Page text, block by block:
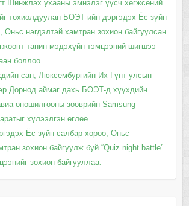
Шинжлэх ухааны эмнэлэг үүсч хөгжсөний
тохиолдуулан БОЭТ-ийн дэргэдэх Ёс зүйн
Оньс нэгдэлтэй хамтран зохион байгуулсан
танин мэдэхүйн тэмцээний шигшээ
боллоо.
сан, Люксембургийн Их Гүнт улсын
Дорнод аймаг дахь БОЭТ-д хүүхдийн
оношилгооны зөөврийн Samsung
хүлээлгэн өглөө
Ёс зүйн салбар хороо, Оньс
зохион байгуулж буй “Quiz night battle”
зохион байгууллаа.